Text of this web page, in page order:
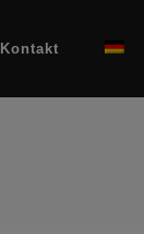
Kontakt